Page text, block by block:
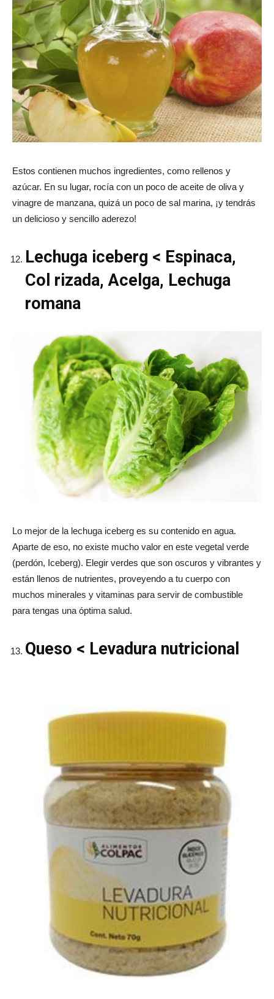
Estos contienen muchos ingredientes, como rellenos y
azúcar. En su lugar, rocía con un poco de aceite de oliva y
vinagre de manzana, quizá un poco de sal marina, ¡y tendrás
un delicioso y sencillo aderezo!
Lechuga iceberg < Espinaca,
Col rizada, Acelga, Lechuga
romana
Lo mejor de la lechuga iceberg es su contenido en agua.
Aparte de eso, no existe mucho valor en este vegetal verde
(perdón, Iceberg). Elegir verdes que son oscuros y vibrantes y
están llenos de nutrientes, proveyendo a tu cuerpo con
muchos minerales y vitaminas para servir de combustible
para tengas una óptima salud.
Queso < Levadura nutricional